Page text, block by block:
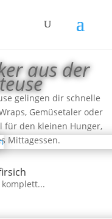
aus der
gelingen dir schnelle
Gemüsetaler oder
für den kleinen Hunger,
Mittagessen.